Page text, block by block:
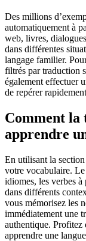
Des millions
automatiquement à
web, livres,
dans différentes
langage familier.
filtrés par traduction
également effectuer
de repérer
Comment la
apprendre
En utilisant la
votre vocabulaire.
idiomes, les verbes
dans différents
vous mémorisez les
immédiatement une
authentique.
apprendre une